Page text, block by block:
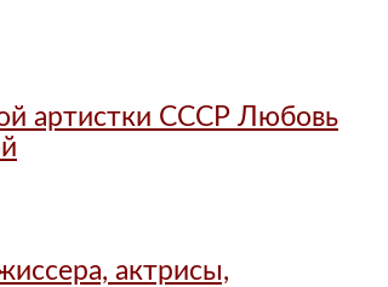
артистки СССР Любовь
актрисы,